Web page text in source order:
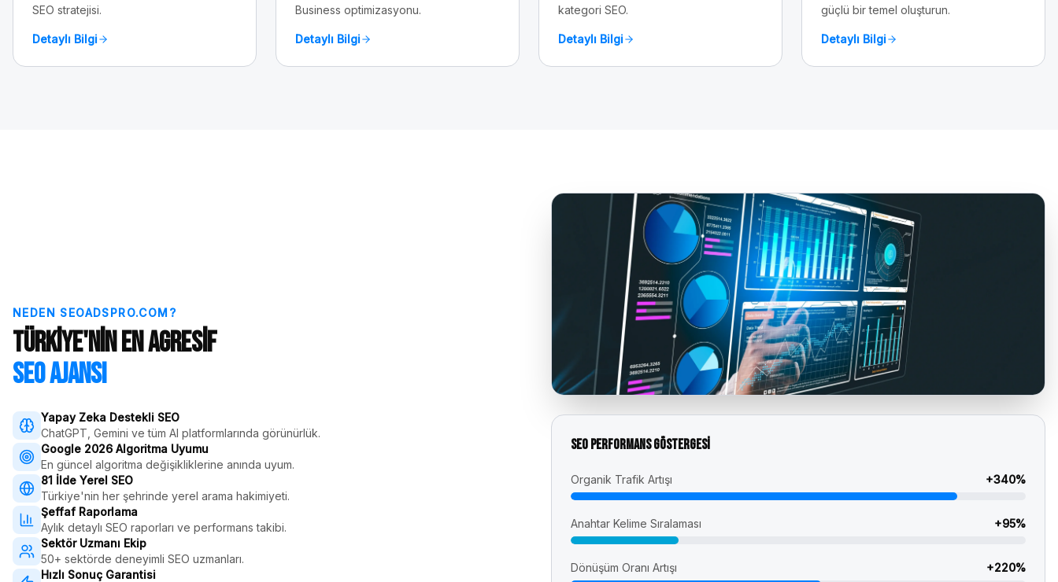
SEO stratejisi.
Detaylı Bilgi
Business optimizasyonu.
Detaylı Bilgi
kategori SEO.
Detaylı Bilgi
güçlü bir temel oluşturun.
Detaylı Bilgi
NEDEN SEOADSPRO.COM?
Türkiye'nin En Agresif
SEO Ajansı
Yapay Zeka Destekli SEO
ChatGPT, Gemini ve tüm AI platformlarında görünürlük.
Google 2026 Algoritma Uyumu
En güncel algoritma değişikliklerine anında uyum.
81 İlde Yerel SEO
Türkiye'nin her şehrinde yerel arama hakimiyeti.
Şeffaf Raporlama
Aylık detaylı SEO raporları ve performans takibi.
Sektör Uzmanı Ekip
50+ sektörde deneyimli SEO uzmanları.
Hızlı Sonuç Garantisi
SEO Performans Göstergesi
Organik Trafik Artışı +340%
Anahtar Kelime Sıralaması +95%
Dönüşüm Oranı Artışı +220%